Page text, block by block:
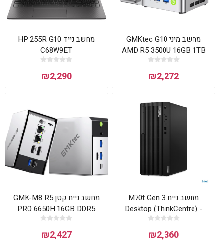
מחשב מיני GMKtec G10
AMD R5 3500U 16GB 1TB
WIN11PR
₪2,272
מחשב נייד HP 255R G10
C68W9ET
₪2,290
מחשב נייח M70t Gen 3
Desktop (ThinkCentre) -
Type 11T5
₪2,360
מחשב נייח קטן GMK-M8 R5
PRO 6650H 16GB DDR5
1TB NVME WIN11 Pro
₪2,427